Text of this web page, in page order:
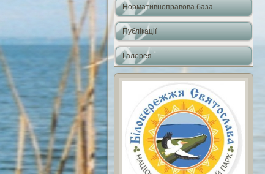
Нормативноправова база
Публікації
Галерея